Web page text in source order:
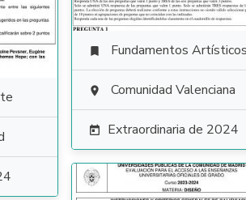
 Fundamentos
 Comunidad Valenciana
 Extraordinaria de 2024